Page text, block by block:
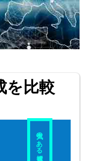
を比較
人気のある選択肢